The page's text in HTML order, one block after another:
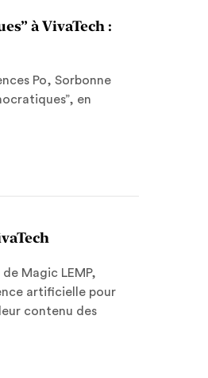
à VivaTech :
Po, Sorbonne
en
Magic LEMP,
artificielle pour
contenu des